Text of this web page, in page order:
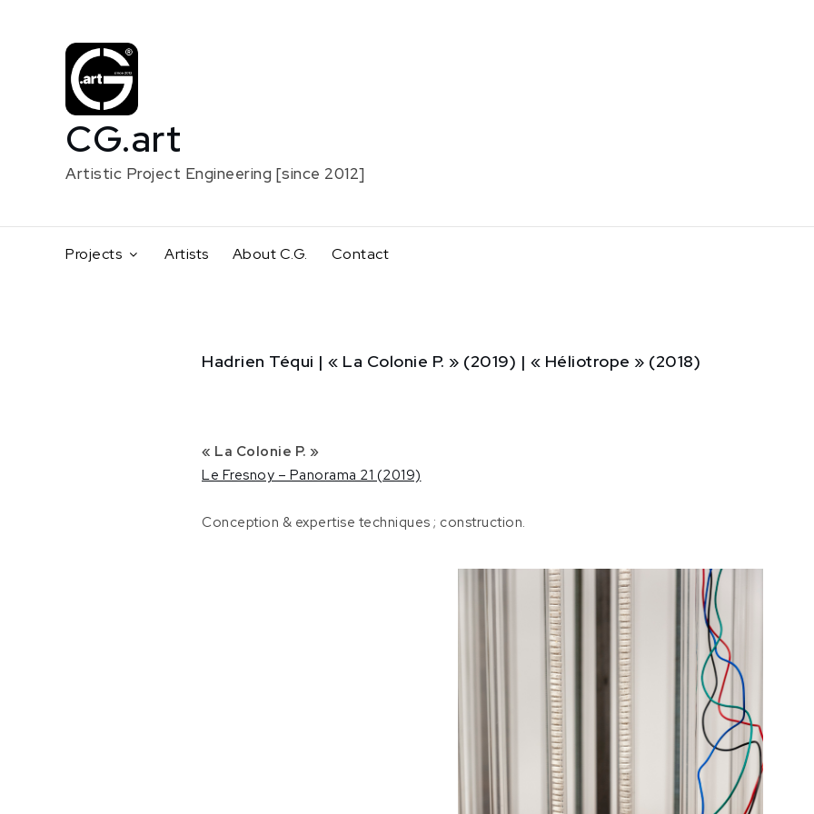
CG.art
Artistic Project Engineering [since 2012]
Projects Artists About C.G. Contact
Home
[Tourcoing,
France]
| « La Colonie
P. » (2019) |
Hadrien Téqui | « La Colonie P. » (2019) | « Héliotrope » (2018)
« La Colonie P. »
Le Fresnoy – Panorama 21 (2019)
Conception & expertise techniques ; construction.